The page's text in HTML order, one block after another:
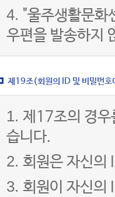
4. "울주생활문화
우편을 발송하지
제19조(회원의 ID 및 비밀번호
1. 제17조의 경우
습니다.
2. 회원은 자신의
3. 회원이 자신의